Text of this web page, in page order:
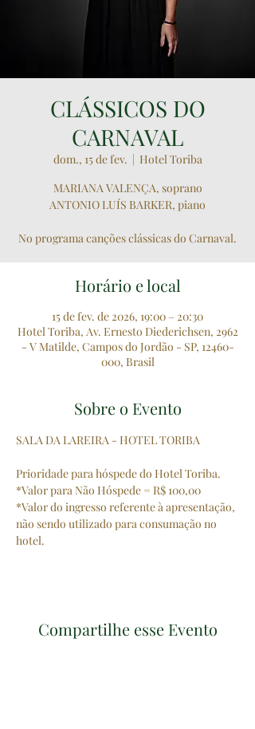
CLÁSSICOS DO
CARNAVAL
dom., 15 de fev.
  |
Hotel Toriba
MARIANA VALENÇA, soprano
ANTONIO LUÍS BARKER, piano
​No programa canções clássicas do Carnaval.
Horário e local
15 de fev. de 2026, 19:00 – 20:30
Hotel Toriba, Av. Ernesto Diederichsen, 2962
- V Matilde, Campos do Jordão - SP, 12460-
000, Brasil
Sobre o Evento
SALA DA LAREIRA - HOTEL TORIBA
Prioridade para hóspede do Hotel Toriba.
*Valor para Não Hóspede = R$ 100,00
*Valor do ingresso referente à apresentação,
não sendo utilizado para consumação no
hotel.
Compartilhe esse Evento